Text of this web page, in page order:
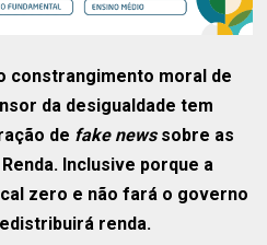
constrangimento moral de
da desigualdade tem
de fake newssobre as
Inclusive porque a
zero e não fará o governo
renda.